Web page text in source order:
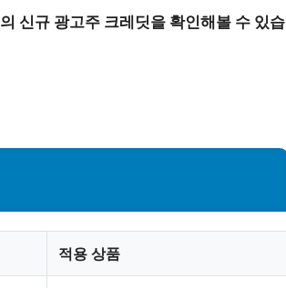
신규 광고주 크레딧을 확인해볼 수 있습
적용 상품